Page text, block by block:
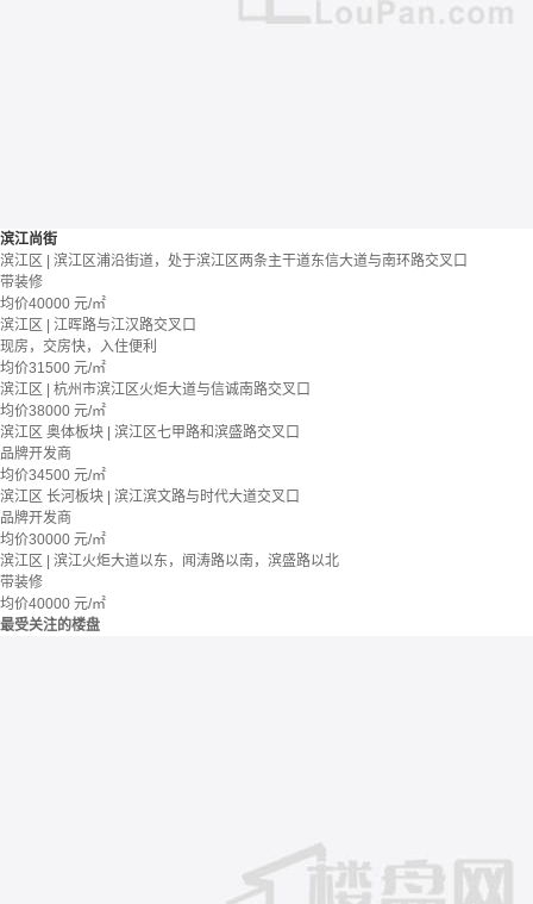
滨江尚街
滨江区 | 滨江区浦沿街道，处于滨江区两条主干道东信大道与南环路交叉口
带装修
均价40000 元/㎡
滨江区 | 江晖路与江汉路交叉口
现房，交房快，入住便利
均价31500 元/㎡
滨江区 | 杭州市滨江区火炬大道与信诚南路交叉口
均价38000 元/㎡
滨江区 奥体板块 | 滨江区七甲路和滨盛路交叉口
品牌开发商
均价34500 元/㎡
滨江区 长河板块 | 滨江滨文路与时代大道交叉口
品牌开发商
均价30000 元/㎡
滨江区 | 滨江火炬大道以东，闻涛路以南，滨盛路以北
带装修
均价40000 元/㎡
最受关注的楼盘